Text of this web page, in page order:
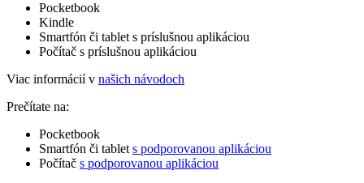
Pocketbook
Kindle
Smartfón či tablet s príslušnou aplikáciou
Počítač s príslušnou aplikáciou
Viac informácií v našich návodoch
Prečítate na:
Pocketbook
Smartfón či tablet s podporovanou aplikáciou
Počítač s podporovanou aplikáciou